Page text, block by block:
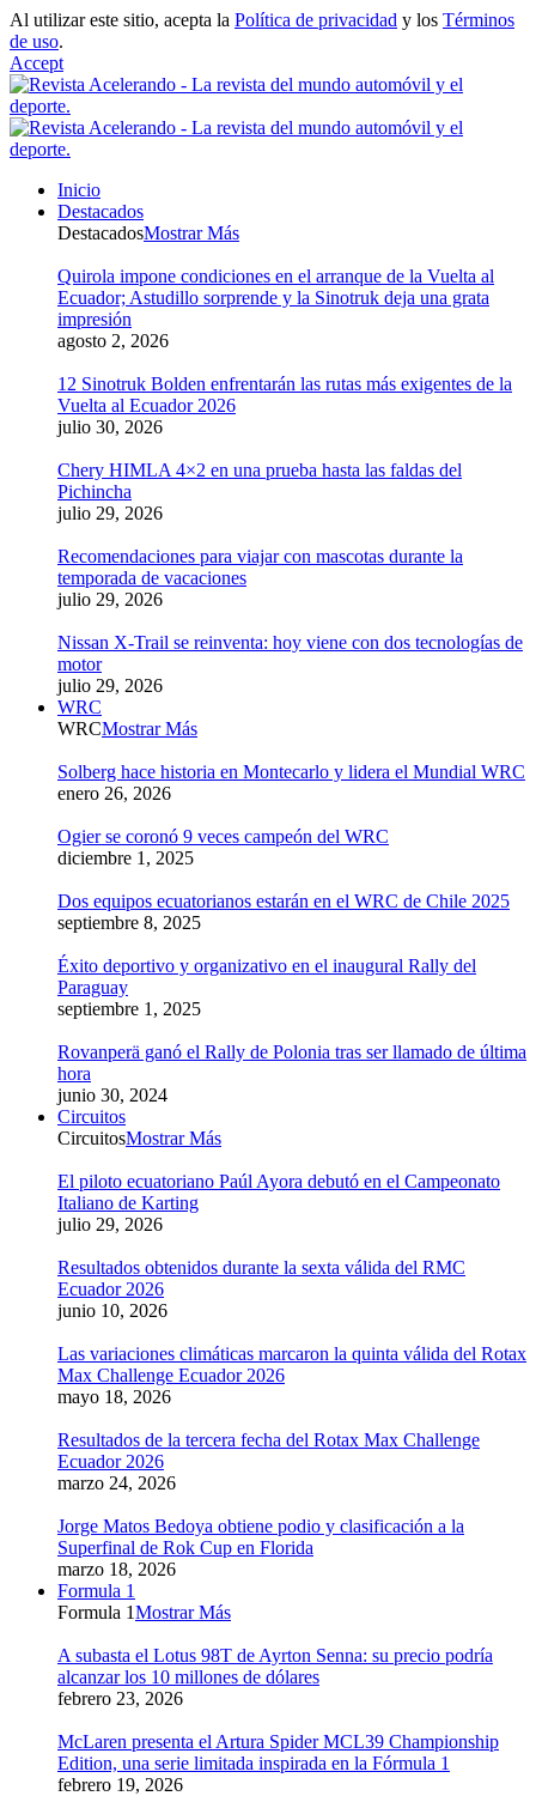
Al utilizar este sitio, acepta la Política de privacidad y los Términos
de uso.
Accept
Inicio
Destacados
DestacadosMostrar Más
Quirola impone condiciones en el arranque de la Vuelta al
Ecuador; Astudillo sorprende y la Sinotruk deja una grata
impresión
agosto 2, 2026
12 Sinotruk Bolden enfrentarán las rutas más exigentes de la
Vuelta al Ecuador 2026
julio 30, 2026
Chery HIMLA 4×2 en una prueba hasta las faldas del
Pichincha
julio 29, 2026
Recomendaciones para viajar con mascotas durante la
temporada de vacaciones
julio 29, 2026
Nissan X-Trail se reinventa: hoy viene con dos tecnologías de
motor
julio 29, 2026
WRC
WRCMostrar Más
Solberg hace historia en Montecarlo y lidera el Mundial WRC
enero 26, 2026
Ogier se coronó 9 veces campeón del WRC
diciembre 1, 2025
Dos equipos ecuatorianos estarán en el WRC de Chile 2025
septiembre 8, 2025
Éxito deportivo y organizativo en el inaugural Rally del
Paraguay
septiembre 1, 2025
Rovanperä ganó el Rally de Polonia tras ser llamado de última
hora
junio 30, 2024
Circuitos
CircuitosMostrar Más
El piloto ecuatoriano Paúl Ayora debutó en el Campeonato
Italiano de Karting
julio 29, 2026
Resultados obtenidos durante la sexta válida del RMC
Ecuador 2026
junio 10, 2026
Las variaciones climáticas marcaron la quinta válida del Rotax
Max Challenge Ecuador 2026
mayo 18, 2026
Resultados de la tercera fecha del Rotax Max Challenge
Ecuador 2026
marzo 24, 2026
Jorge Matos Bedoya obtiene podio y clasificación a la
Superfinal de Rok Cup en Florida
marzo 18, 2026
Formula 1
Formula 1Mostrar Más
A subasta el Lotus 98T de Ayrton Senna: su precio podría
alcanzar los 10 millones de dólares
febrero 23, 2026
McLaren presenta el Artura Spider MCL39 Championship
Edition, una serie limitada inspirada en la Fórmula 1
febrero 19, 2026